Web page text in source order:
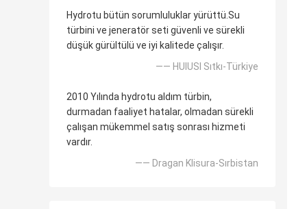
Hydrotu bütün sorumluluklar yürüttü.Su
türbini ve jeneratör seti güvenli ve sürekli
düşük gürültülü ve iyi kalitede çalışır.
—— HUlUSI Sıtkı-Türkiye
2010 Yılında hydrotu aldım türbin,
durmadan faaliyet hatalar, olmadan sürekli
çalışan mükemmel satış sonrası hizmeti
vardır.
—— Dragan Klisura-Sırbistan